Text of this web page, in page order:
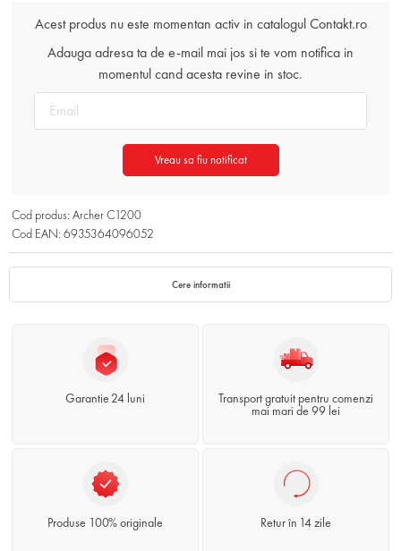
Acest produs nu este momentan activ in catalogul Contakt.ro
Adauga adresa ta de e-mail mai jos si te vom notifica in
momentul cand acesta revine in stoc.
Vreau sa fiu notificat
Cod produs: Archer C1200
Cod EAN: 6935364096052
Cere informatii
Garantie 24 luni
Transport gratuit pentru comenzi
mai mari de 99 lei
Produse 100% originale Retur în 14 zile